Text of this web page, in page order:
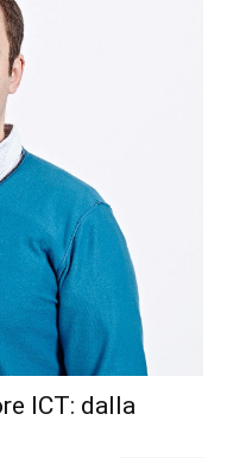
ICT: dalla